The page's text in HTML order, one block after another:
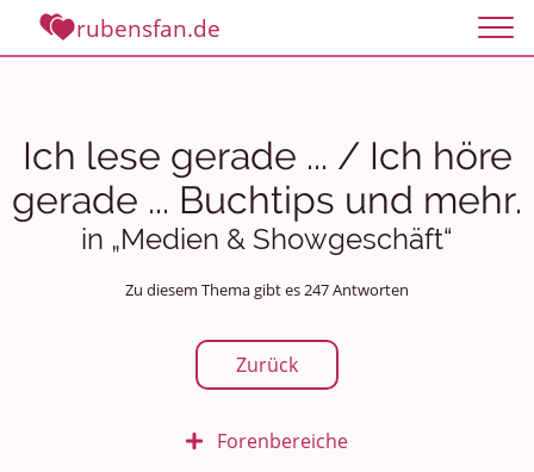
rubensfan.de
Ich lese gerade ... / Ich höre
gerade ... Buchtips und mehr.
in „Medien & Showgeschäft“
Zu diesem Thema gibt es 247 Antworten
Zurück
Forenbereiche